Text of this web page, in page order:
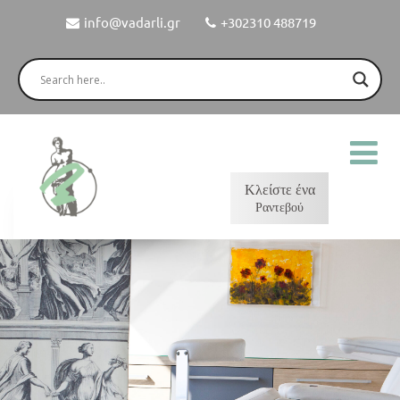
info@vadarli.gr +302310 488719
Κλείστε ένα
Ραντεβού